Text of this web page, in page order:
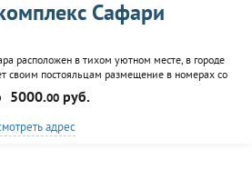
Сафари
расположен в тихом уютном месте, в городе
своим постояльцам размещение в номерах со
эконом класса до стильных люксов. В
могут посетить ресторан или кафе, баню,
5000.00 руб.
адрес